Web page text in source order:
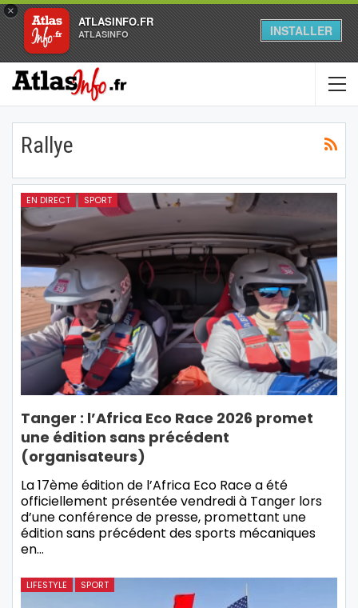
×
ATLASINFO.FR
ATLASINFO INSTALLER
Rallye
EN DIRECT SPORT
Tanger : l’Africa Eco Race 2026 promet
une édition sans précédent
(organisateurs)
La 17ème édition de l’Africa Eco Race a été
officiellement présentée vendredi à Tanger lors
d’une conférence de presse, promettant une
édition sans précédent des sports mécaniques
en…
LIFESTYLE SPORT